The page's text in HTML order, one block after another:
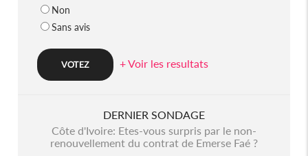
Non
Sans avis
+ Voir les resultats
DERNIER SONDAGE
Côte d'Ivoire: Etes-vous surpris par le non-
renouvellement du contrat de Emerse Faé ?